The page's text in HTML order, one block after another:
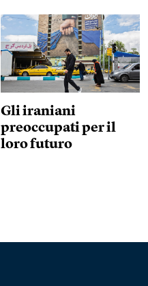
Gli iraniani
preoccupati per il
loro futuro